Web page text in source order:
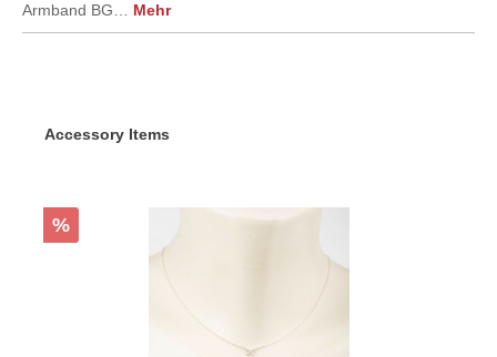
Armband BG… Mehr
Accessory Items
%